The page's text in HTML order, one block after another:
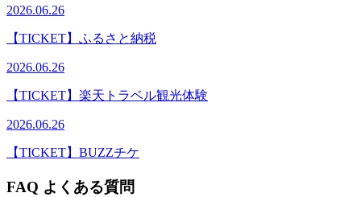
2026.06.26
【TICKET】ふるさと納税
2026.06.26
【TICKET】楽天トラベル観光体験
2026.06.26
【TICKET】BUZZチケ
FAQ よくある質問